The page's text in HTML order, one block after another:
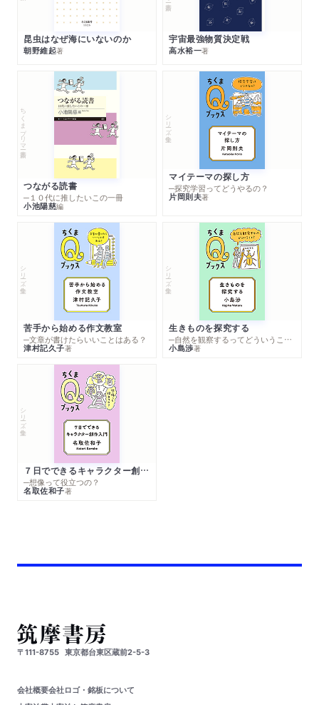
昆虫はなぜ海にいないのか
朝野維起著
宇宙最強物質決定戦
高水裕一著
ちくまプリマー新書
つながる読書
─１０代に推したいこの一冊
小池陽慈編
シリーズ・全集
マイテーマの探し方
─探究学習ってどうやるの？
片岡則夫著
シリーズ・全集
苦手から始める作文教室
─文章が書けたらいいことはある？
津村記久子著
シリーズ・全集
生きものを探究する
─自然を観察するってどういうこと？
小島渉著
シリーズ・全集
７日でできるキャラクター創作入門
─想像って役立つの？
名取佐和子著
〒111-8755 東京都台東区蔵前2-5-3
会社概要会社ロゴ・銘板について